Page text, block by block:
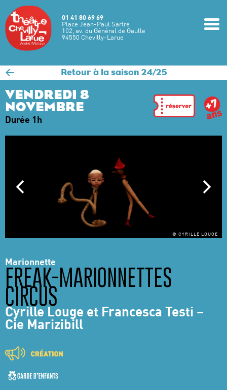
Aller au contenu principal
01 41 80 69 69
Place Jean-Paul Sartre
102, av. du Général de Gaulle
94550 Chevilly-Larue
< Retour à la saison 24/25
VENDREDI 8
NOVEMBRE
Durée 1h
© CYRILLE LOUGE
Marionnette
FREAK-MARIONNETTES
CIRCUS
Cyrille Louge et Francesca Testi –
Cie Marizibill